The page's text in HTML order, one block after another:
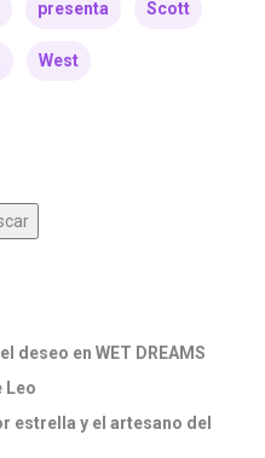
presenta Scott
West
deseo en WET DREAMS
Leo
estrella y el artesano del